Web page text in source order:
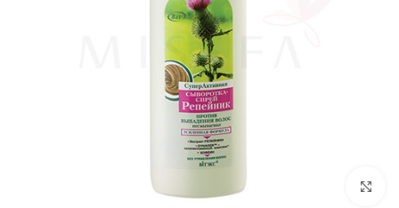
برای بزرگ‌نمایی کلیک کنید